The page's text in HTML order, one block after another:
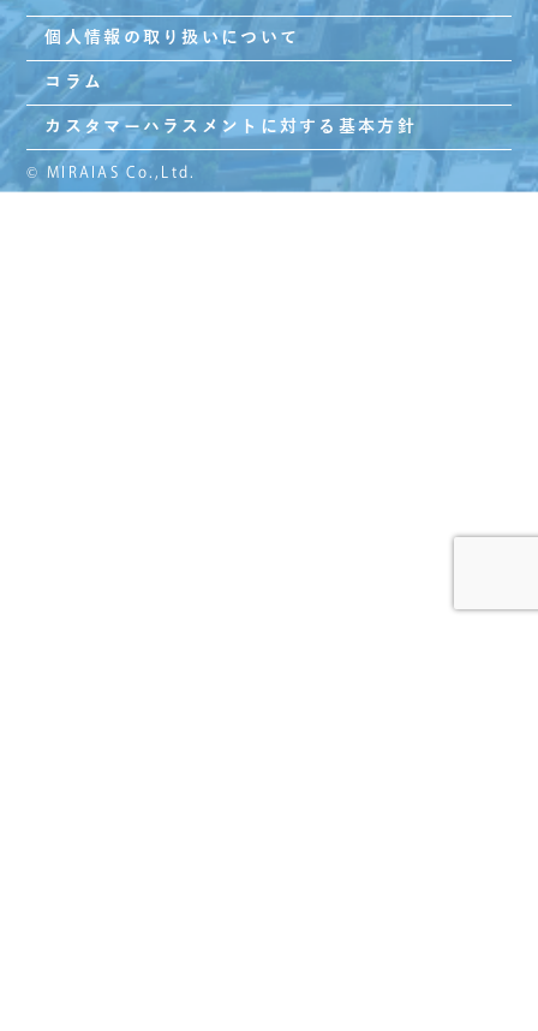
個人情報の取り扱いについて
コラム
カスタマーハラスメントに対する基本方針
© MIRAIAS Co.,Ltd.